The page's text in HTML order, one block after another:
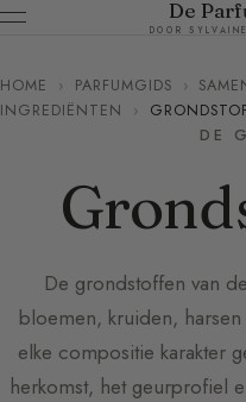
De
DOOR
HOME › PARFUMGIDS ›
INGREDIËNTEN
›
DE
De grondstoffen van
bloemen, kruiden,
elke compositie karakter
herkomst, het geurprofiel